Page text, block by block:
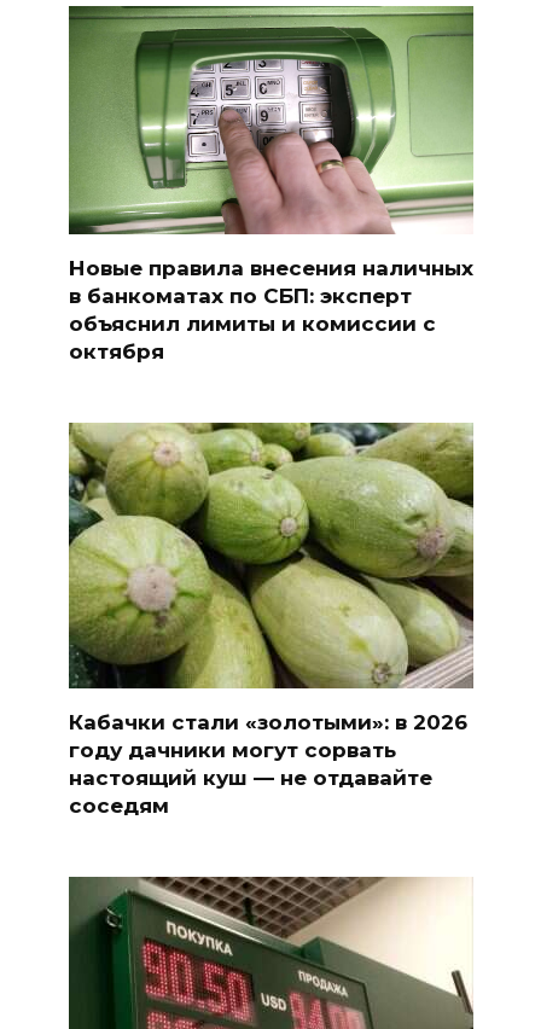
Новые правила внесения наличных
в банкоматах по СБП: эксперт
объяснил лимиты и комиссии с
октября
Кабачки стали «золотыми»: в 2026
году дачники могут сорвать
настоящий куш — не отдавайте
соседям